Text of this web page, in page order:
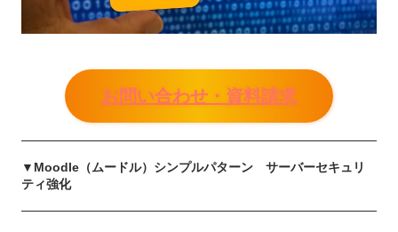
お問い合わせ・資料請求
▼Moodle（ムードル）シンプルパターン サーバーセキュリ
ティ強化